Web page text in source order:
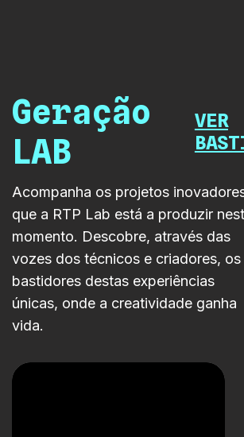
Geração
LAB
VER
Acompanha os projetos
que a RTP Lab está a produzir
momento. Descobre, através das
vozes dos técnicos e criadores, os
bastidores destas experiências
únicas, onde a creatividade ganha
vida.